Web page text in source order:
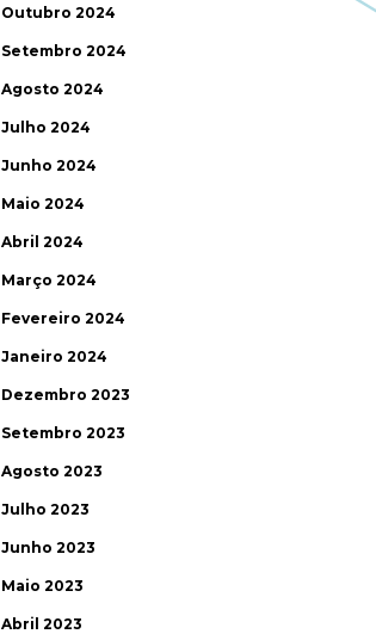
Outubro 2024
Setembro 2024
Agosto 2024
Julho 2024
Junho 2024
Maio 2024
Abril 2024
Março 2024
Fevereiro 2024
Janeiro 2024
Dezembro 2023
Setembro 2023
Agosto 2023
Julho 2023
Junho 2023
Maio 2023
Abril 2023